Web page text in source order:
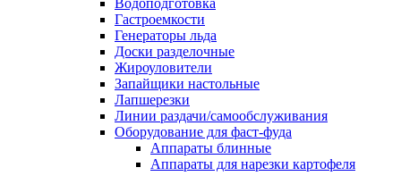
Водоподготовка
Гастроемкости
Генераторы льда
Доски разделочные
Жироуловители
Запайщики настольные
Лапшерезки
Линии раздачи/самообслуживания
Оборудование для фаст-фуда
Аппараты блинные
Аппараты для нарезки картофеля